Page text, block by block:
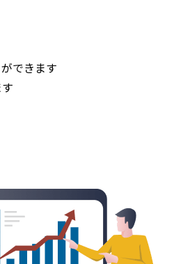
できます